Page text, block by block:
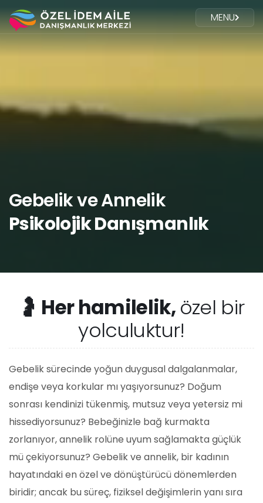
MENU
Gebelik ve Annelik
Psikolojik Danışmanlık
🤰 Her hamilelik,özel bir
yolculuktur!
Gebelik sürecinde yoğun duygusal dalgalanmalar,
endişe veya korkular mı yaşıyorsunuz? Doğum
sonrası kendinizi tükenmiş, mutsuz veya yetersiz mi
hissediyorsunuz? Bebeğinizle bağ kurmakta
zorlanıyor, annelik rolüne uyum sağlamakta güçlük
mü çekiyorsunuz? Gebelik ve annelik, bir kadının
hayatındaki en özel ve dönüştürücü dönemlerden
biridir; ancak bu süreç, fiziksel değişimlerin yanı sıra